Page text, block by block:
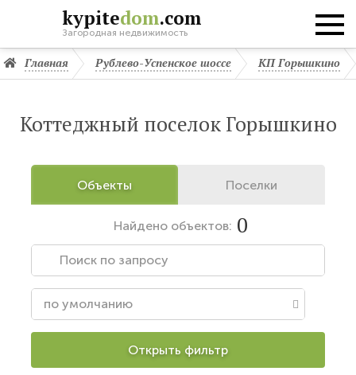
kypitedom.com
Загородная недвижимость
Главная Рублево-Успенское шоссе КП Горышкино
Коттеджный поселок Горышкино
Объекты Поселки
Найденообъектов: 0
Открыть фильтр